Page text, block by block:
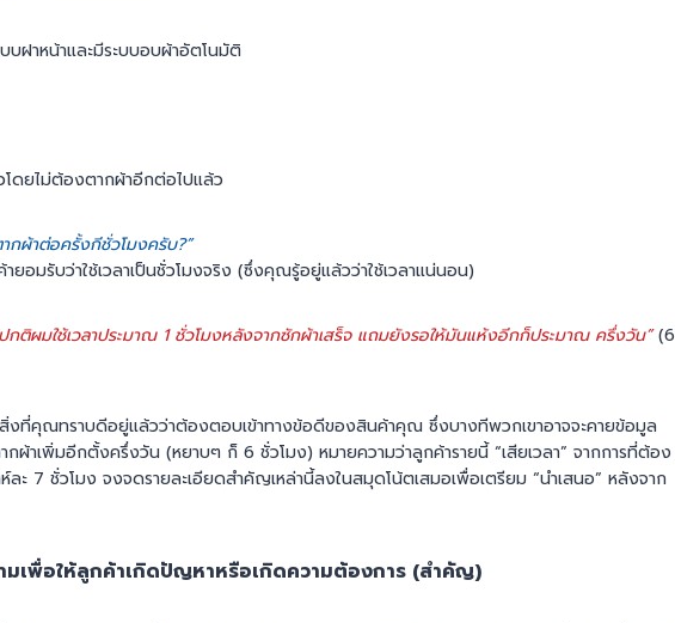
บฝาหน้าและมีระบบอบผ้าอัตโนมัติ
โดยไม่ต้องตากผ้าอีกต่อไปแล้ว
กผ้าต่อครั้งกีชั่วโมงครับ?”
ายอมรับว่าใช้เวลาเป็นชั่วโมงจริง (ซึ่งคุณรู้อยู่แล้วว่าใช้เวลาแน่นอน)
กติผมใช้เวลาประมาณ 1 ชั่วโมงหลังจากซักผ้าเสร็จ แถมยังรอให้มันแห้งอีกก็ประมาณ ครึ่งวัน”(6
งที่คุณทราบดีอยู่แล้วว่าต้องตอบเข้าทางข้อดีของสินค้าคุณ ซึ่งบางทีพวกเขาอาจจะคายข้อมูล
กผ้าเพิ่มอีกตั้งครึ่งวัน (หยาบๆ ก็ 6 ชั่วโมง) หมายความว่าลูกค้ารายนี้ “เสียเวลา” จากการที่ต้อง
ละ 7 ชั่วโมง จงจดรายละเอียดสำคัญเหล่านี้ลงในสมุดโน้ตเสมอเพื่อเตรียม “นำเสนอ” หลังจาก
มเพื่อให้ลูกค้าเกิดปัญหาหรือเกิดความต้องการ (สำคัญ)